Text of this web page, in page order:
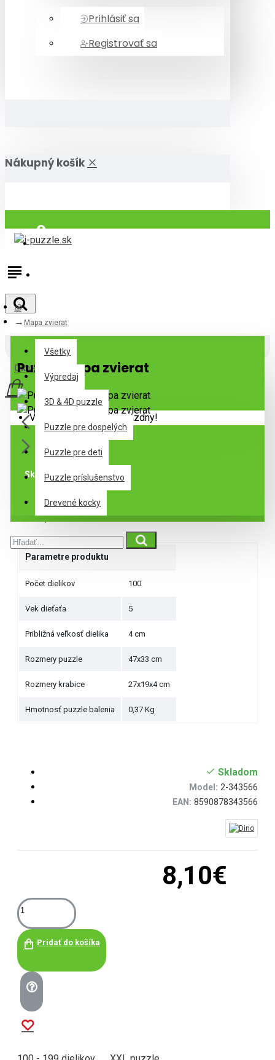
Prihlásiť sa
Registrovať sa
Nákupný košík
Prihlásiť
Všetky
Všetky
Výpredaj
3D & 4D puzzle
Puzzle pre dospelých
Puzzle pre deti
Puzzle príslušenstvo
Drevené kocky
0 ks - 0,00€
Váš nákupný košík je prázdny!
Mapa zvierat
Puzzle Mapa zvierat
Skladom
Špecifikácie
Parametre produktu
Počet dielikov 100
Vek dieťaťa 5
Približná veľkosť dielika 4 cm
Rozmery puzzle 47x33 cm
Rozmery krabice 27x19x4 cm
Hmotnosť puzzle balenia 0,37 Kg
8,10€
Skladom
Model: 2-343566
EAN: 8590878343566
Pridať do košíka